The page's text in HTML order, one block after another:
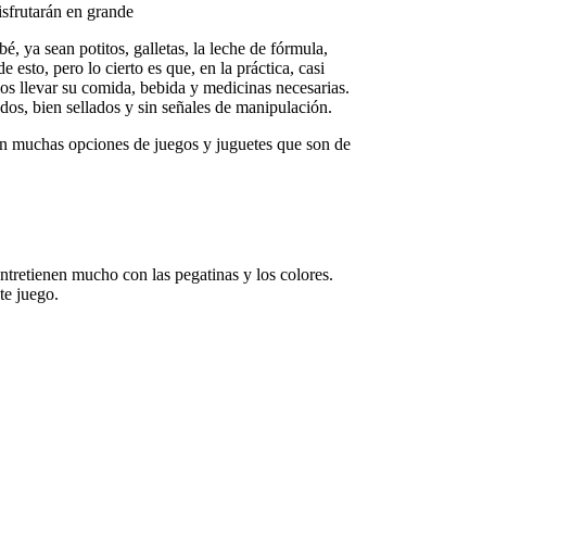
en grande
ya sean potitos, galletas, la leche de fórmula,
esto, pero lo cierto es que, en la práctica, casi
llevar su comida, bebida y medicinas necesarias.
bien sellados y sin señales de manipulación.
opciones de juegos y juguetes que son de
mucho con las pegatinas y los colores.
juego.